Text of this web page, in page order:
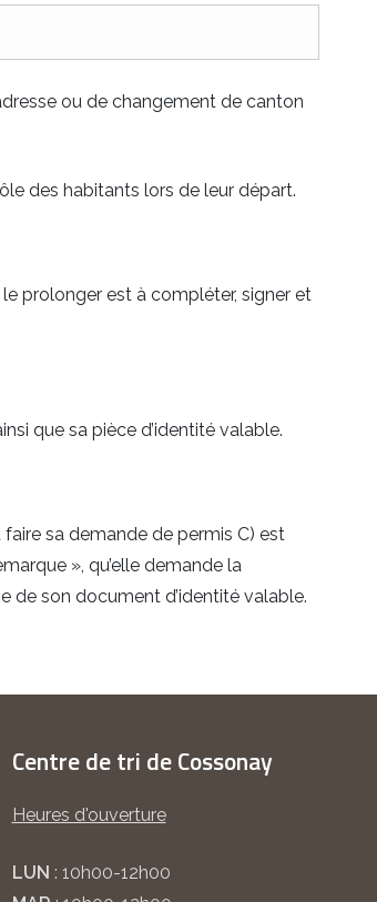
ou de changement de canton
des habitants lors de leur départ.
prolonger est à compléter, signer et
que sa pièce d’identité valable.
sa demande de permis C) est
», qu’elle demande la
de son document d’identité valable.
Centre de tri de Cossonay
Heures d'ouverture
LUN : 10h00-12h00